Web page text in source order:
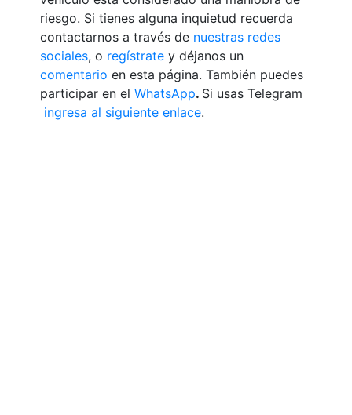
riesgo. Si tienes alguna inquietud recuerda
contactarnos a través de nuestras redes
sociales, o regístrate y déjanos un
comentario en esta página. También puedes
participar en el WhatsApp. Si usas Telegram
ingresa al siguiente enlace.